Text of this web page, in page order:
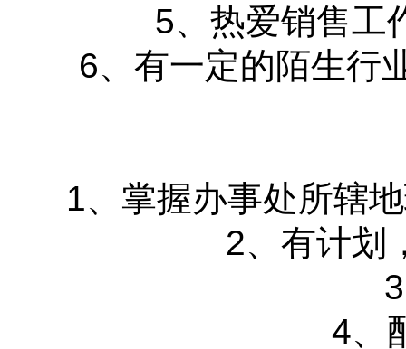
5、热爱销售工
6、有一定的陌生行
1、掌握办事处所辖
2、有计划
4、